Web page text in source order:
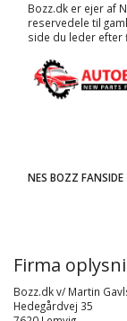
Bozz.dk er ejer af
reservedele til
side du leder efter
NES BOZZ FANSIDE
Firma
Bozz.dk v/ Martin
Hedegårdvej 35